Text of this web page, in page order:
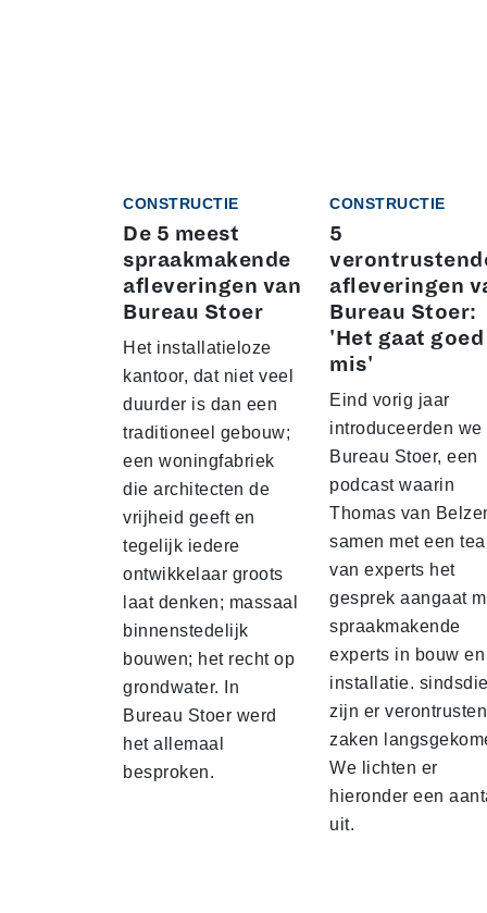
CONSTRUCTIE
De 5 meest
spraakmakende
afleveringen van
Bureau Stoer
Het installatieloze
kantoor, dat niet veel
duurder is dan een
traditioneel gebouw;
een woningfabriek
die architecten de
vrijheid geeft en
tegelijk iedere
ontwikkelaar groots
laat denken; massaal
binnenstedelijk
bouwen; het recht op
grondwater. In
Bureau Stoer werd
het allemaal
besproken.
CONSTRUCTIE
5
afleveringen
Bureau Stoer:
'Het gaat goed
mis'
Eind vorig jaar
introduceerden we
Bureau Stoer, een
podcast waarin
Thomas van
samen met een
van experts het
gesprek aangaat
spraakmakende
experts in bouw en
installatie.
zijn er
zaken
We lichten er
hieronder een
uit.